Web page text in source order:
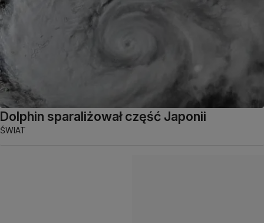
Dolphin sparaliżował część Japonii
ŚWIAT